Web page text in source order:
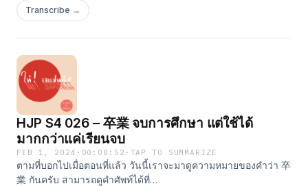
https://sanshirojournal.com/hjp-s4-027/
Transcribe →
HJP S4 026 – 卒業 จบการศึกษา แต่ใช้ได้
มากกว่าแค่เรียนจบ
FEB 1, 2024 · 00:08:52 · TAP TO SUMMARIZE
ตามที่บอกไปเมื่อตอนที่แล้ว วันนี้เราจะมาดูความหมายของคำว่า 卒
業 กันครับ สามารถดูคำศัพท์ได้ที่